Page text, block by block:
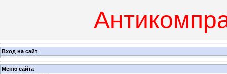
Вход на сайт
Меню сайта